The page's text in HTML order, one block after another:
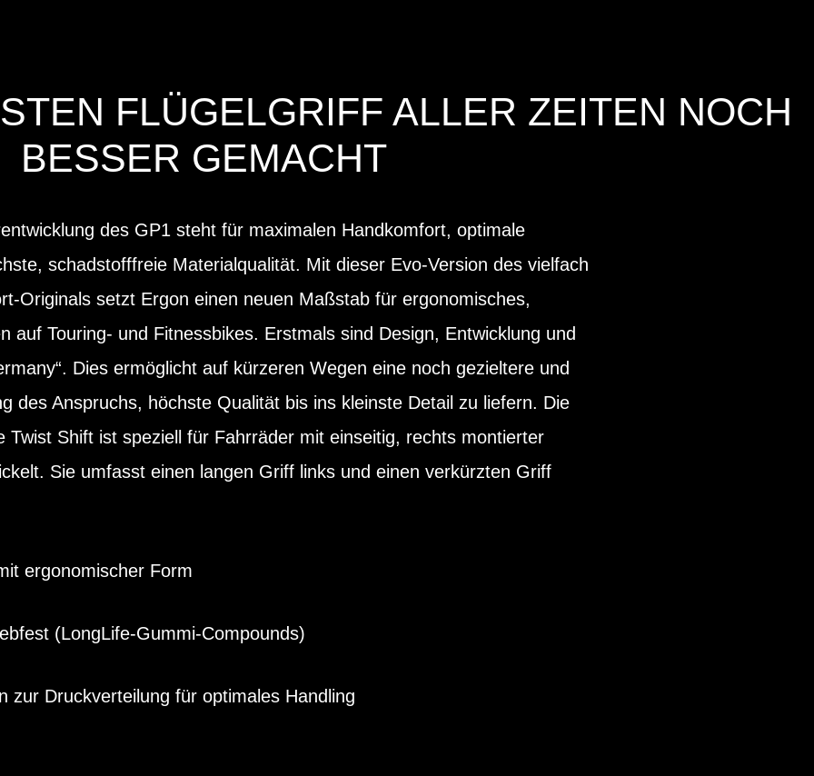
FLÜGELGRIFF ALLER ZEITEN NOCH
BESSER GEMACHT
des GP1 steht für maximalen Handkomfort, optimale
schadstofffreie Materialqualität. Mit dieser Evo-Version des vielfach
Originals setzt Ergon einen neuen Maßstab für ergonomisches,
auf Touring- und Fitnessbikes. Erstmals sind Design, Entwicklung und
Dies ermöglicht auf kürzeren Wegen eine noch gezieltere und
des Anspruchs, höchste Qualität bis ins kleinste Detail zu liefern. Die
Twist Shift ist speziell für Fahrräder mit einseitig, rechts montierter
Sie umfasst einen langen Griff links und einen verkürzten Griff
ergonomischer Form
(LongLife-Gummi-Compounds)
zur Druckverteilung für optimales Handling